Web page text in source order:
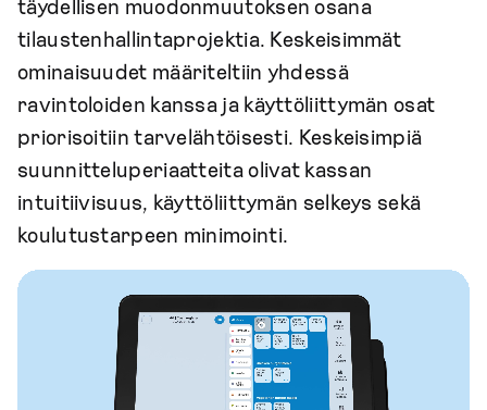
täydellisen muodonmuutoksen osana
tilaustenhallintaprojektia. Keskeisimmät
ominaisuudet määriteltiin yhdessä
ravintoloiden kanssa ja käyttöliittymän osat
priorisoitiin tarvelähtöisesti. Keskeisimpiä
suunnitteluperiaatteita olivat kassan
intuitiivisuus, käyttöliittymän selkeys sekä
koulutustarpeen minimointi.